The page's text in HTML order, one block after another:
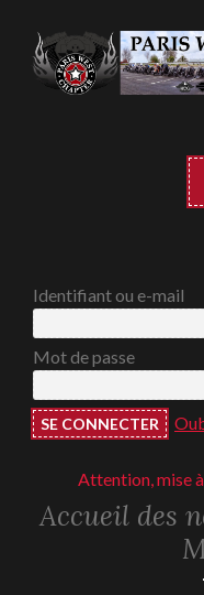
Accéder
au
contenu
Identifiant ou e-mail
Mot de passe
Attention, mise à
REPORTAGES
Accueil des